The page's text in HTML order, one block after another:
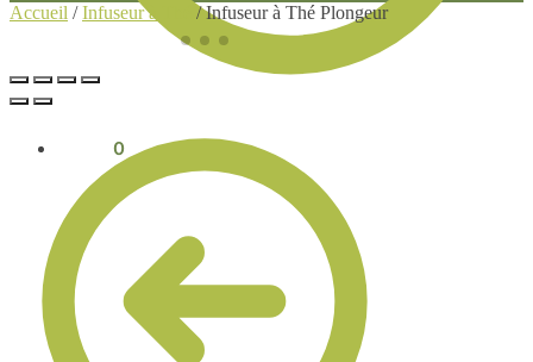
0
Accueil /Infuseur à Thé /Infuseur à Thé Plongeur